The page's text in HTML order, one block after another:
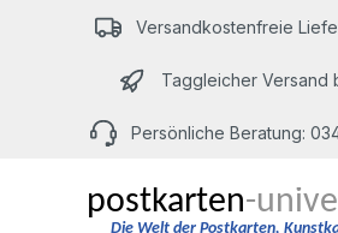
Zum Hauptinhalt springen
Versandkostenfreie
Taggleicher Versand
Persönliche Beratung: